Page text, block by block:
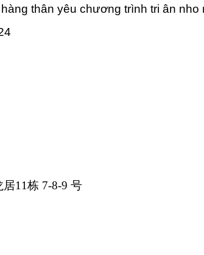
thân yêu chương trình tri ân nho
11栋 7-8-9 号